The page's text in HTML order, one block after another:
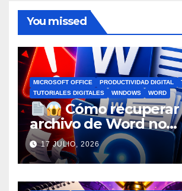
You missed
MICROSOFT OFFICE PRODUCTIVIDAD DIGITAL
TUTORIALES DIGITALES
WINDOWS WORD
Cómo
archivo de Word no
guardado antes de
pánico
17 JULIO, 2026